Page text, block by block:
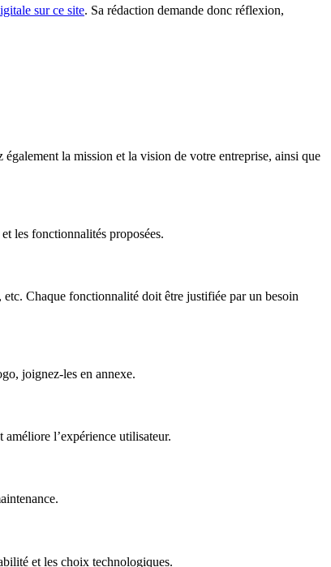
sur ce site. Sa rédaction demande donc réflexion,
également la mission et la vision de votre entreprise, ainsi que
les fonctionnalités proposées.
Chaque fonctionnalité doit être justifiée par un besoin
joignez-les en annexe.
l’expérience utilisateur.
et les choix technologiques.